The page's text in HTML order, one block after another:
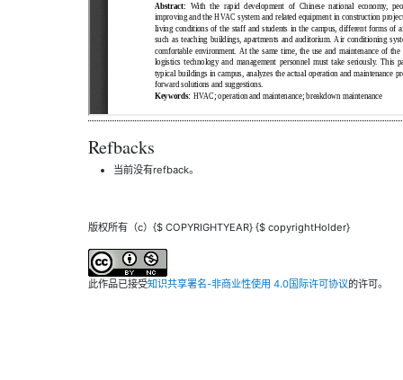
Refbacks
当前没有refback。
版权所有（c）{$ COPYRIGHTYEAR} {$ copyrightHolder}
此作品已接受知识共享署名-非商业性使用 4.0国际许可协议的许可。